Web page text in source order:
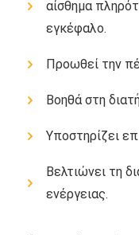
αίσθημα
εγκέφαλο.
Προωθεί την
Βοηθά στη
Υποστηρίζει
Βελτιώνει τη
ενέργειας.